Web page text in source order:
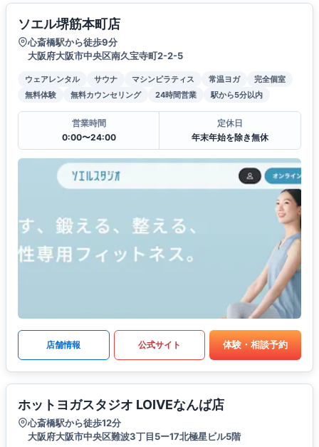
ソエル堺筋本町店
心斎橋駅から徒歩9分
大阪府大阪市中央区南久宝寺町2-2-5
ウェアレンタル サウナ マシンピラティス 常温ヨガ
完全個室
無料体験
無料カウンセリング 24時間営業 駅から5分以内
営業時間
0:00〜24:00
定休日
年末年始を除き無休
店舗情報 公式サイト 体験・相談予約
ホットヨガスタジオ LOIVEなんば店
心斎橋駅から徒歩12分
大阪府大阪市中央区難波3丁目5ー17北極星ビル5階